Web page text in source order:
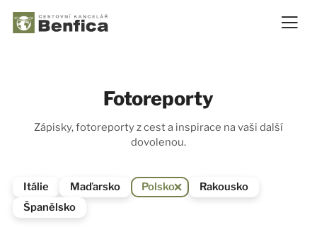
Fotoreporty
Zápisky, fotoreporty z cest a inspirace na vaši další
dovolenou.
Itálie Maďarsko Polsko
Rakousko
Španělsko